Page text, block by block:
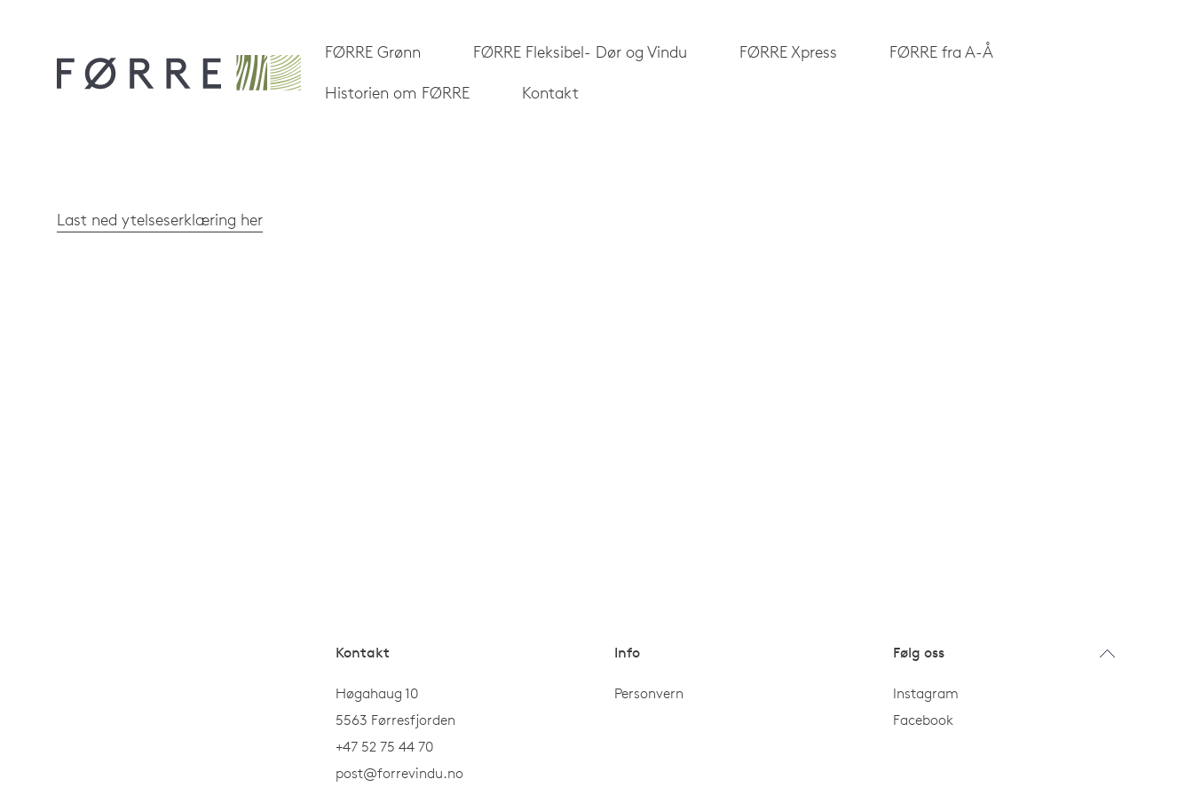
FØRRE Grønn FØRRE Fleksibel- Dør og Vindu FØRRE Xpress
FØRRE fra A-Å
Historien om FØRRE
Kontakt
Last ned ytelseserklæring her
Kontakt
Høgahaug 10
5563 Førresfjorden
+47 52 75 44 70
post@forrevindu.no
Info
Personvern
Følg oss
Instagram
Facebook